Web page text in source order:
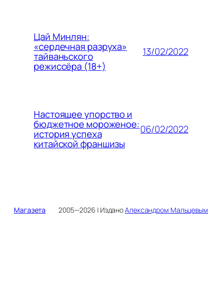
Цай Минлян:
«сердечная разруха»
тайваньского
режиссёра (18+)
13/02/2022
Настоящее упорство и
бюджетное мороженое:
история успеха
китайской франшизы
06/02/2022
Магазета 2005—2026 | ИзданоАлександром Мальцевым